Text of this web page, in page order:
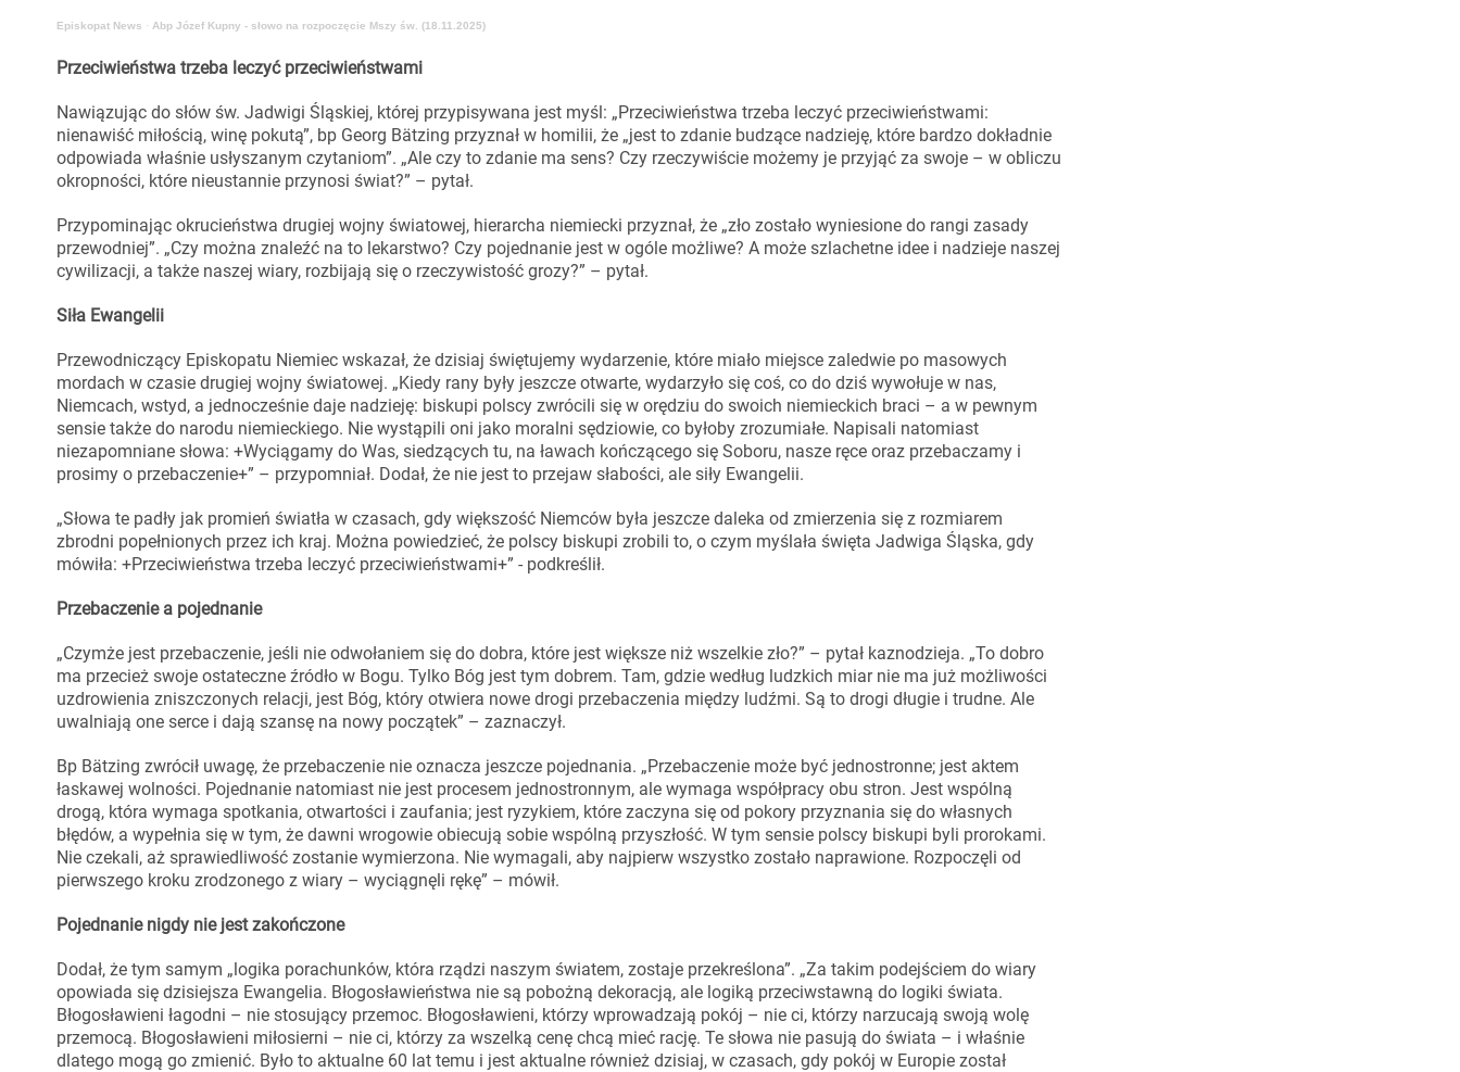
Episkopat News · Abp Józef Kupny - słowo na rozpoczęcie Mszy św. (18.11.2025)
Przeciwieństwa trzeba leczyć przeciwieństwami
Nawiązując do słów św. Jadwigi Śląskiej, której przypisywana jest myśl: „Przeciwieństwa trzeba leczyć przeciwieństwami:
nienawiść miłością, winę pokutą”, bp Georg Bätzing przyznał w homilii, że „jest to zdanie budzące nadzieję, które bardzo dokładnie
odpowiada właśnie usłyszanym czytaniom”. „Ale czy to zdanie ma sens? Czy rzeczywiście możemy je przyjąć za swoje – w obliczu
okropności, które nieustannie przynosi świat?” – pytał.
Przypominając okrucieństwa drugiej wojny światowej, hierarcha niemiecki przyznał, że „zło zostało wyniesione do rangi zasady
przewodniej”. „Czy można znaleźć na to lekarstwo? Czy pojednanie jest w ogóle możliwe? A może szlachetne idee i nadzieje naszej
cywilizacji, a także naszej wiary, rozbijają się o rzeczywistość grozy?” – pytał.
Siła Ewangelii
Przewodniczący Episkopatu Niemiec wskazał, że dzisiaj świętujemy wydarzenie, które miało miejsce zaledwie po masowych
mordach w czasie drugiej wojny światowej. „Kiedy rany były jeszcze otwarte, wydarzyło się coś, co do dziś wywołuje w nas,
Niemcach, wstyd, a jednocześnie daje nadzieję: biskupi polscy zwrócili się w orędziu do swoich niemieckich braci – a w pewnym
sensie także do narodu niemieckiego. Nie wystąpili oni jako moralni sędziowie, co byłoby zrozumiałe. Napisali natomiast
niezapomniane słowa: +Wyciągamy do Was, siedzących tu, na ławach kończącego się Soboru, nasze ręce oraz przebaczamy i
prosimy o przebaczenie+” – przypomniał. Dodał, że nie jest to przejaw słabości, ale siły Ewangelii.
„Słowa te padły jak promień światła w czasach, gdy większość Niemców była jeszcze daleka od zmierzenia się z rozmiarem
zbrodni popełnionych przez ich kraj. Można powiedzieć, że polscy biskupi zrobili to, o czym myślała święta Jadwiga Śląska, gdy
mówiła: +Przeciwieństwa trzeba leczyć przeciwieństwami+” - podkreślił.
Przebaczenie a pojednanie
„Czymże jest przebaczenie, jeśli nie odwołaniem się do dobra, które jest większe niż wszelkie zło?” – pytał kaznodzieja. „To dobro
ma przecież swoje ostateczne źródło w Bogu. Tylko Bóg jest tym dobrem. Tam, gdzie według ludzkich miar nie ma już możliwości
uzdrowienia zniszczonych relacji, jest Bóg, który otwiera nowe drogi przebaczenia między ludźmi. Są to drogi długie i trudne. Ale
uwalniają one serce i dają szansę na nowy początek” – zaznaczył.
Bp Bätzing zwrócił uwagę, że przebaczenie nie oznacza jeszcze pojednania. „Przebaczenie może być jednostronne; jest aktem
łaskawej wolności. Pojednanie natomiast nie jest procesem jednostronnym, ale wymaga współpracy obu stron. Jest wspólną
drogą, która wymaga spotkania, otwartości i zaufania; jest ryzykiem, które zaczyna się od pokory przyznania się do własnych
błędów, a wypełnia się w tym, że dawni wrogowie obiecują sobie wspólną przyszłość. W tym sensie polscy biskupi byli prorokami.
Nie czekali, aż sprawiedliwość zostanie wymierzona. Nie wymagali, aby najpierw wszystko zostało naprawione. Rozpoczęli od
pierwszego kroku zrodzonego z wiary – wyciągnęli rękę” – mówił.
Pojednanie nigdy nie jest zakończone
Dodał, że tym samym „logika porachunków, która rządzi naszym światem, zostaje przekreślona”. „Za takim podejściem do wiary
opowiada się dzisiejsza Ewangelia. Błogosławieństwa nie są pobożną dekoracją, ale logiką przeciwstawną do logiki świata.
Błogosławieni łagodni – nie stosujący przemoc. Błogosławieni, którzy wprowadzają pokój – nie ci, którzy narzucają swoją wolę
przemocą. Błogosławieni miłosierni – nie ci, którzy za wszelką cenę chcą mieć rację. Te słowa nie pasują do świata – i właśnie
dlatego mogą go zmienić. Było to aktualne 60 lat temu i jest aktualne również dzisiaj, w czasach, gdy pokój w Europie został